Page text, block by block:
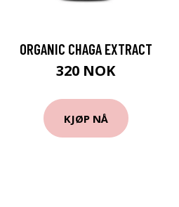
ORGANIC CHAGA EXTRACT
320 NOK
KJØP NÅ